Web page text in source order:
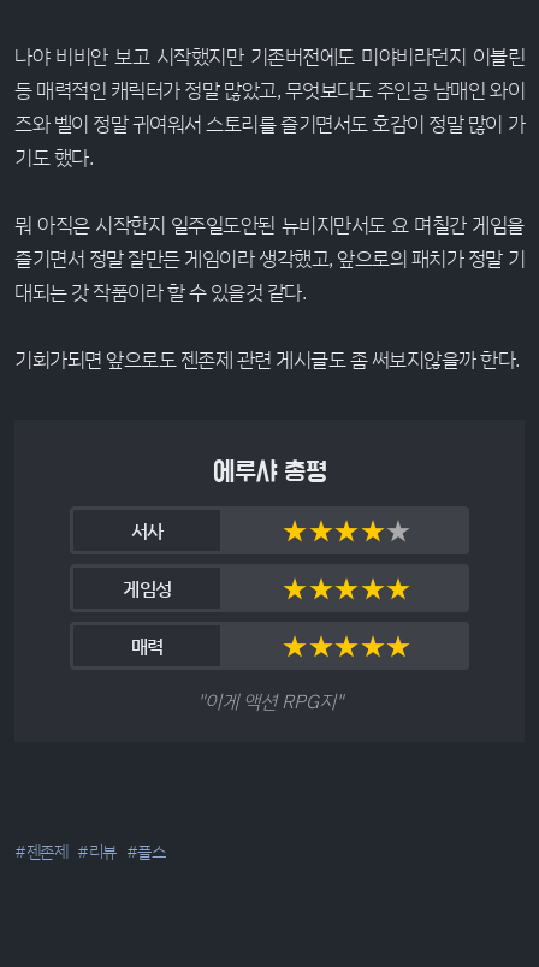
나야 비비안 보고 시작했지만 기존버전에도 미야비라던지 이블린
등 매력적인 캐릭터가 정말 많았고, 무엇보다도 주인공 남매인 와이
즈와 벨이 정말 귀여워서 스토리를 즐기면서도 호감이 정말 많이 가
기도 했다.
뭐 아직은 시작한지 일주일도안된 뉴비지만서도 요 며칠간 게임을
즐기면서 정말 잘만든 게임이라 생각했고, 앞으로의 패치가 정말 기
대되는 갓 작품이라 할 수 있을것 같다.
기회가되면 앞으로도 젠존제 관련 게시글도 좀 써보지않을까 한다.
에루샤 총평
서사 ★★★★★
게임성 ★★★★★
매력 ★★★★★
"이게 액션 RPG지"
#젠존제 #리뷰 #플스